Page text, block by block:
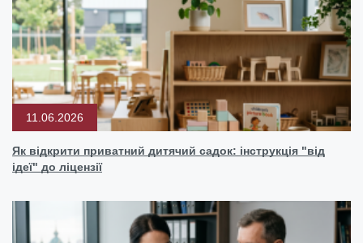
11.06.2026
Як відкрити приватний дитячий садок: інструкція "від
ідеї" до ліцензії